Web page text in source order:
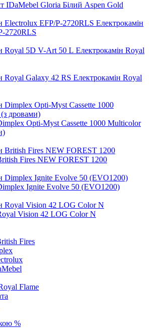
IDaMebel Gloria Білий Aspen Gold
Електрокамін
2720RLS
Електрокамін Royal
Електрокамін Royal
Opti-Myst Cassette 1000 Multicolor
Fires NEW FOREST 1200
Ignite Evolve 50 (EVO1200)
Vision 42 LOG Color N
Fires
Flame
%